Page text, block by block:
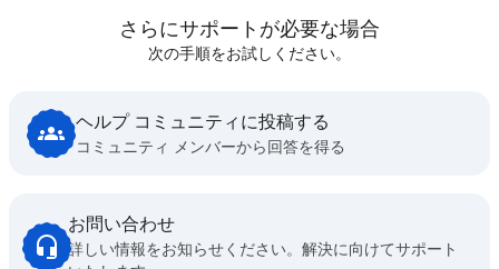
さらにサポートが必要な場合
次の手順をお試しください。
ヘルプ コミュニティに投稿する
コミュニティ メンバーから回答を得る
お問い合わせ
詳しい情報をお知らせください。解決に向けてサポート